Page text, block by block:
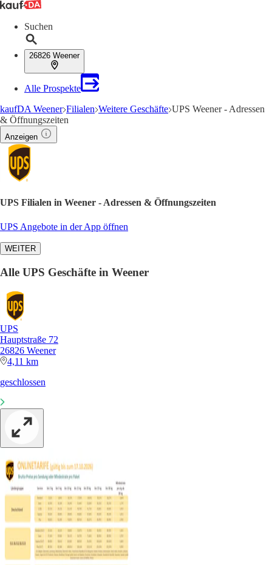
Suchen
26826 Weener
Alle Prospekte
kaufDA Weener Filialen Weitere Geschäfte UPS Weener - Adressen
& Öffnungszeiten
Anzeigen
UPS Filialen in Weener - Adressen & Öffnungszeiten
UPS Angebote in der App öffnen
WEITER
Alle UPS Geschäfte in Weener
UPS
Hauptstraße 72
26826 Weener
4,11 km
geschlossen